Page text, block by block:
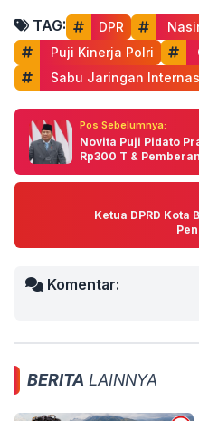
TAG: DPR
Puji Kinerja Polri
Sabu Jaringan
Pos Sebelumnya:
Novita Puji Pidato
Rp300 T &
Ketua DPRD Kota
Komentar:
BERITA LAINNYA